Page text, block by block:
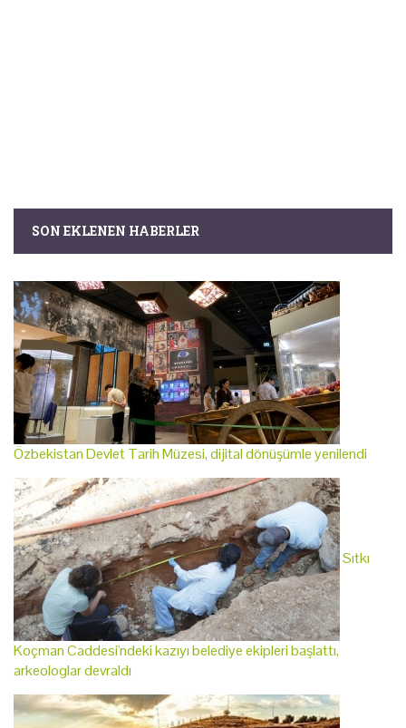
SON EKLENEN HABERLER
Özbekistan Devlet Tarih Müzesi, dijital dönüşümle yenilendi
Sıtkı
Koçman Caddesi'ndeki kazıyı belediye ekipleri başlattı,
arkeologlar devraldı